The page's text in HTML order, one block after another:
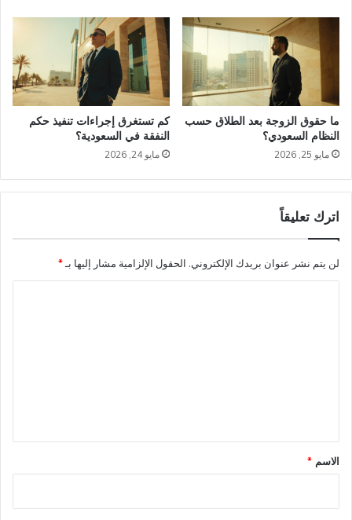
ما حقوق الزوجة بعد الطلاق حسب
النظام السعودي؟
مايو 25, 2026
كم تستغرق إجراءات تنفيذ حكم
النفقة في السعودية؟
مايو 24, 2026
اترك تعليقاً
لن يتم نشر عنوان بريدك الإلكتروني. الحقول الإلزامية مشار إليها بـ*
*
الاسم *